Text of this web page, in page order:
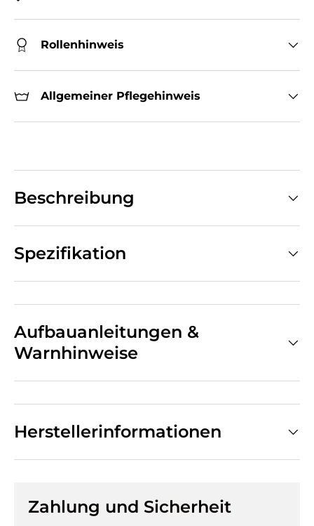
Rollenhinweis
Allgemeiner Pflegehinweis
Beschreibung
Spezifikation
Aufbauanleitungen &
Warnhinweise
Herstellerinformationen
Zahlung und Sicherheit